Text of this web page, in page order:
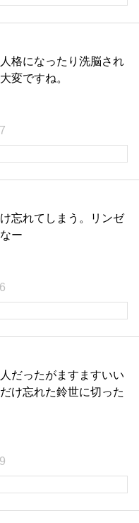
格になったり洗脳され
変ですね。
忘れてしまう。リンゼ
ー
だったがますますいい
け忘れた鈴世に切った